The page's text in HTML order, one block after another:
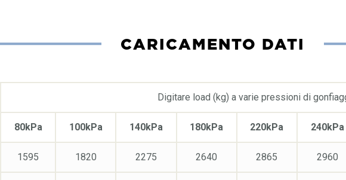
CARICAMENTO DATI
Digitare load (kg) a varie pressioni di
80kPa
1595
100kPa
1820
140kPa
2275
180kPa
2640
220kPa
2865
240kPa
2960